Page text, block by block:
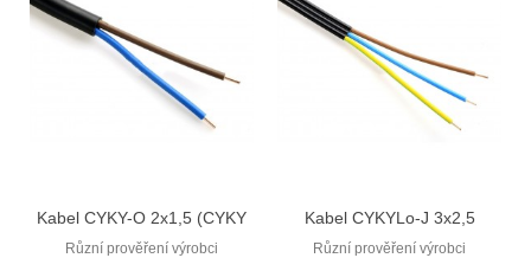
Kabel CYKY-O 2x1,5 (CYKY
2Dx1,5)
Různí prověření výrobci
Kabel CYKYLo-J 3x2,5
(CYKYLo...
Různí prověření výrobci